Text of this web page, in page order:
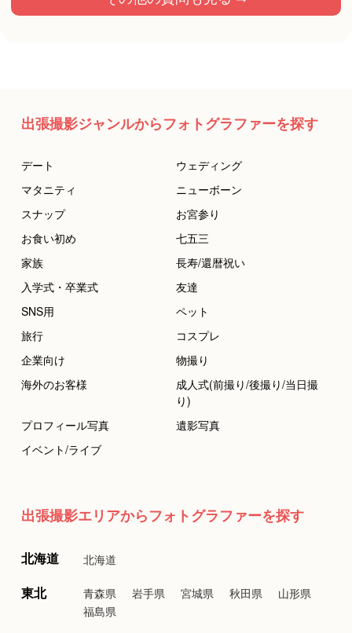
出張撮影ジャンルからフォトグラファーを探す
デート
ウェディング
マタニティ
ニューボーン
スナップ
お宮参り
お食い初め
七五三
家族
長寿/還暦祝い
入学式・卒業式
友達
SNS用
ペット
旅行
コスプレ
企業向け
物撮り
海外のお客様
成人式(前撮り/後撮り/当日撮
り)
プロフィール写真
遺影写真
イベント/ライブ
出張撮影エリアからフォトグラファーを探す
北海道 北海道
東北 青森県 岩手県 宮城県 秋田県
山形県
福島県